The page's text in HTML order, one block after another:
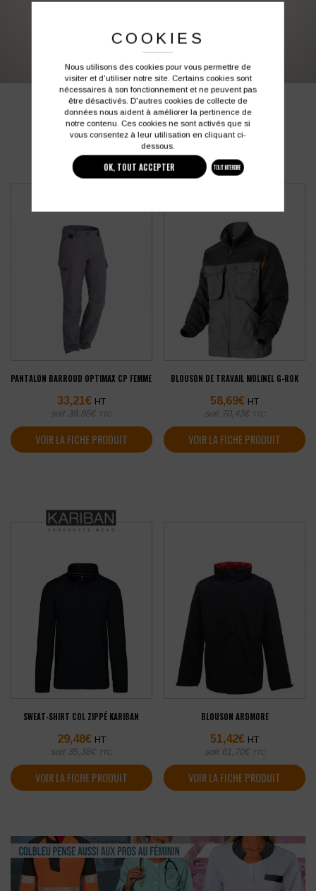
03 27 28 87 86 contact@colbleu.fr
PRODUITS SIMILAIRES
PANTALON BARROUD OPTIMAX CP FEMME
33,21€ HT
soit 39,85€ TTC
VOIR LA FICHE PRODUIT
BLOUSON DE TRAVAIL MOLINEL G-ROK
58,69€ HT
soit 70,43€ TTC
VOIR LA FICHE PRODUIT
SWEAT-SHIRT COL ZIPPÉ KARIBAN
29,48€ HT
soit 35,38€ TTC
VOIR LA FICHE PRODUIT
BLOUSON ARDMORE
51,42€ HT
soit 61,70€ TTC
VOIR LA FICHE PRODUIT
COOKIES
Nous utilisons des cookies pour vous permettre de
visiter et d'utiliser notre site. Certains cookies sont
nécessaires à son fonctionnement et ne peuvent pas
être désactivés. D'autres cookies de collecte de
données nous aident à améliorer la pertinence de
notre contenu. Ces cookies ne sont activés que si
vous consentez à leur utilisation en cliquant ci-
dessous.
OK, TOUT ACCEPTER TOUT INTERDIRE